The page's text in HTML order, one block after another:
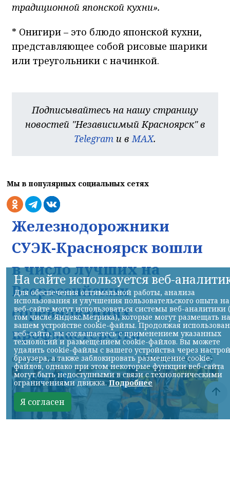
традиционной японской кухни».
* Онигири – это блюдо японской кухни,
представляющее собой рисовые шарики
или треугольники с начинкой.
Подписывайтесь на нашу страницу
новостей "Независимый Красноярск" в
Telegram и вMAX.
Мы в популярных социальных сетях
Железнодорожники
СУЭК-Красноярск вошли
в число лучших на
Всероссийских
соревнованиях
профмастерства
07.08.2026 22:13 НИА-Красноярск
На сайте используется веб-
Для обеспечения оптимальной работы, анализа
использования и улучшения пользовательского опыта на
веб-сайте могут использоваться системы веб-аналитики
том числе Яндекс.Метрика), которые могут размещать на
вашем устройстве cookie-файлы. Продолжая
веб-сайта, вы соглашаетесь с применением указанных
технологий и размещением cookie-файлов. Вы можете
удалить cookie-файлы с вашего устройства через
браузера, а также заблокировать размещение cookie-
файлов, однако при этом некоторые функции веб-сайта
могут быть недоступными в связи с технологическими
ограничениями движка. Подробнее
Я согласен